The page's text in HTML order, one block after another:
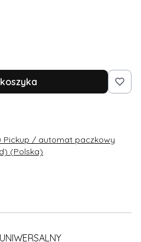
Pickup / automat paczkowy
(Polska)